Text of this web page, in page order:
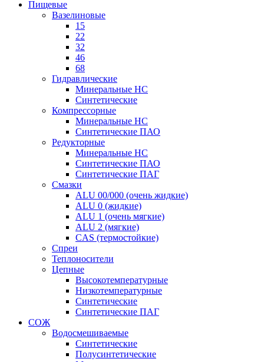
Пищевые
Вазелиновые
15
22
32
46
68
Гидравлические
Минеральные HC
Синтетические
Компрессорные
Минеральные HC
Синтетические ПАО
Редукторные
Минеральные HC
Синтетические ПАО
Синтетические ПАГ
Смазки
ALU 00/000 (очень жидкие)
ALU 0 (жидкие)
ALU 1 (очень мягкие)
ALU 2 (мягкие)
CAS (термостойкие)
Спреи
Теплоносители
Цепные
Высокотемпературные
Низкотемпературные
Синтетические
Синтетические ПАГ
СОЖ
Водосмешиваемые
Синтетические
Полусинтетические